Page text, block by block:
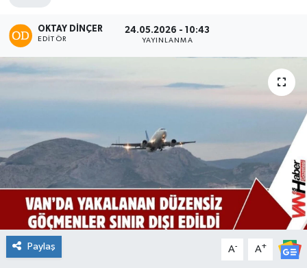
OKTAY DİNÇER
EDITÖR
24.05.2026 - 10:43
YAYINLANMA
Paylaş A- A+